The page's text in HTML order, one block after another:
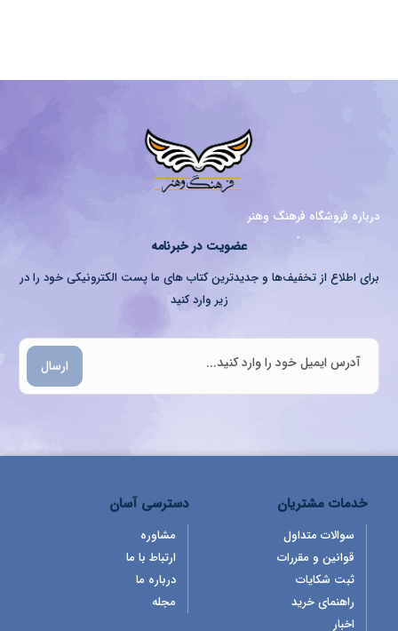
درباره فروشگاه فرهنگ وهنر
عضویت در خبرنامه
برای اطلاع از تخفیف‌ها و جدیدترین کتاب های ما پست الکترونیکی خود را در
زیر وارد کنید
ارسال
خدمات مشتریان
سوالات متداول
قوانین و مقررات
ثبت شکایات
راهنمای خرید
اخبار
دسترسی آسان
مشاوره
ارتباط با ما
درباره ما
مجله